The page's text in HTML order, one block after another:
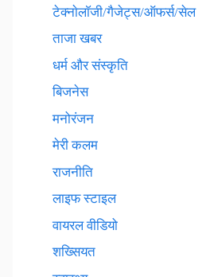
टेक्नाेलाॅजी/गैजेट्स/ऑफर्स/सेल
ताजा खबर
धर्म और संस्कृति
बिजनेस
मनोरंजन
मेरी कलम
राजनीति
लाइफ स्टाइल
वायरल वीडियो
शख्सियत